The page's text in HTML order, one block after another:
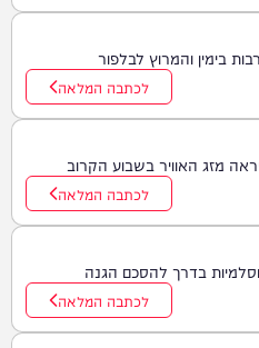
בימין והמרוץ לבלפור
לכתבה המלאה
מזג האוויר בשבוע הקרוב
לכתבה המלאה
בדרך להסכם הגנה
לכתבה המלאה